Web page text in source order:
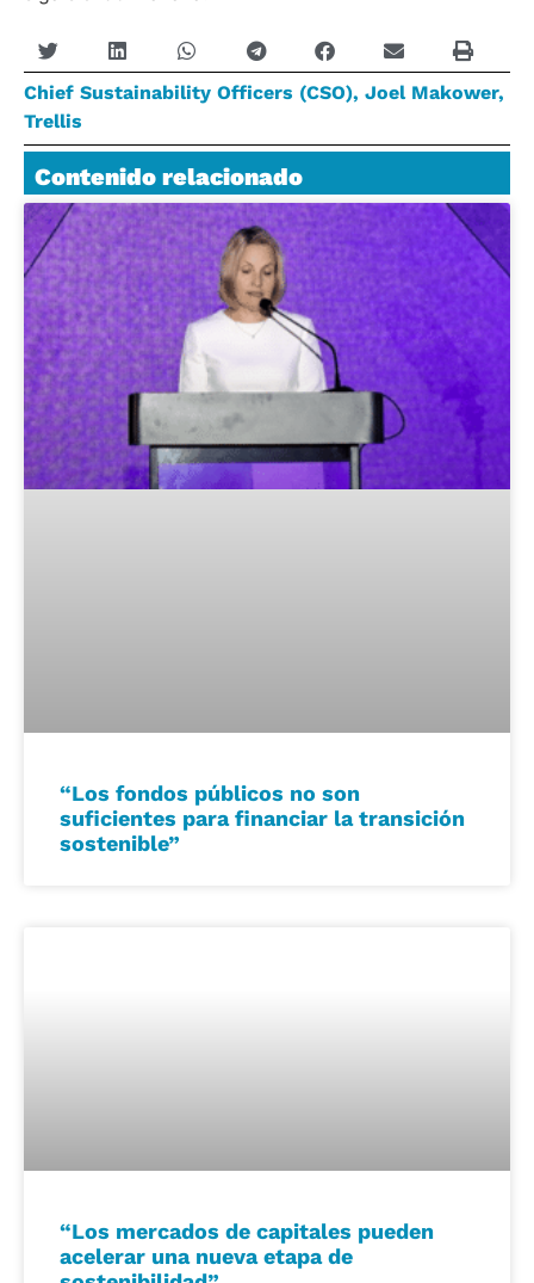
Chief Sustainability Officers (CSO), Joel Makower,
Trellis
Contenido relacionado
“Los fondos públicos no son
suficientes para financiar la transición
sostenible”
“Los mercados de capitales pueden
acelerar una nueva etapa de